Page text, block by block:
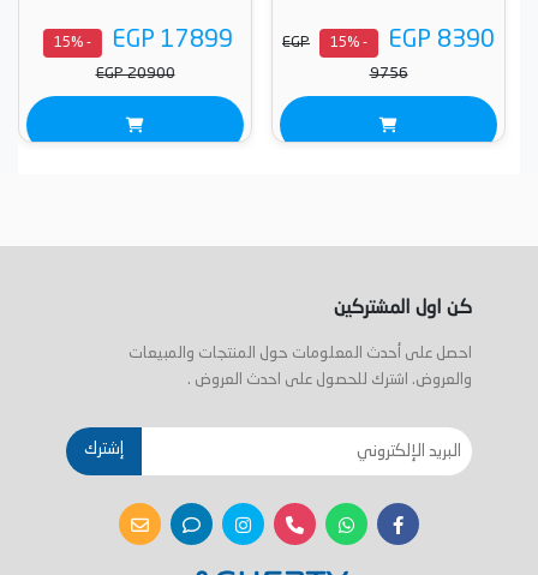
EGP 8390
- 15%
EGP
9756
EGP 17899
- 15%
EGP 20900
كن اول المشتركين
احصل على أحدث المعلومات حول المنتجات والمبيعات
والعروض. اشترك للحصول على احدث العروض .
إشترك